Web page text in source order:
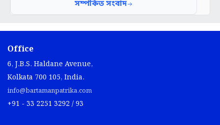
Office
6, J.B.S. Haldane Avenue,
Kolkata 700 105, India.
info@bartamanpatrika.com
+91 - 33 2251 3292 / 93